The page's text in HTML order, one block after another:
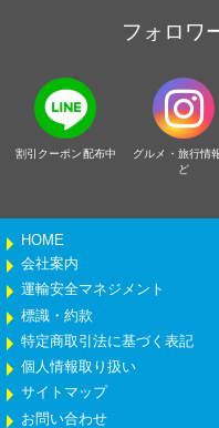
フォロワ
割引クーポン配布中
グルメ・旅行情
ど
HOME
会社案内
運輸安全マネジメント
標識・約款
特定商取引法に基づく表記
個人情報取り扱い
サイトマップ
お問い合わせ